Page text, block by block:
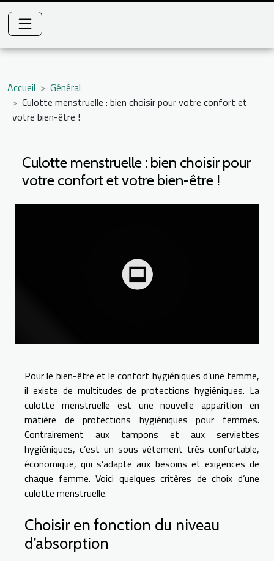
Accueil
Général
Culotte menstruelle : bien choisir pour votre confort et
votre bien-être !
Culotte menstruelle : bien choisir pour
votre confort et votre bien-être !
Pour le bien-être et le confort hygiéniques d’une femme,
il existe de multitudes de protections hygiéniques. La
culotte menstruelle est une nouvelle apparition en
matière de protections hygiéniques pour femmes.
Contrairement aux tampons et aux serviettes
hygiéniques, c’est un sous vêtement très confortable,
économique, qui s’adapte aux besoins et exigences de
chaque femme. Voici quelques critères de choix d’une
culotte menstruelle.
Choisir en fonction du niveau
d’absorption